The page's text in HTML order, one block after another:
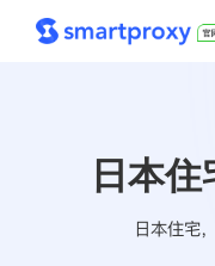
套餐购买日本
日本住宅